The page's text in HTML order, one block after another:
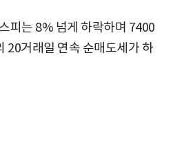
피는 8% 넘게 하락하며 7400
20거래일 연속 순매도세가 하